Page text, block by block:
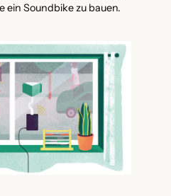
ein Soundbike zu bauen.